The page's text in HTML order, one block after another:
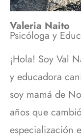
Valeria Naito
Psicóloga y
¡Hola! Soy Val
y educadora
soy mamá de
años que
especialización